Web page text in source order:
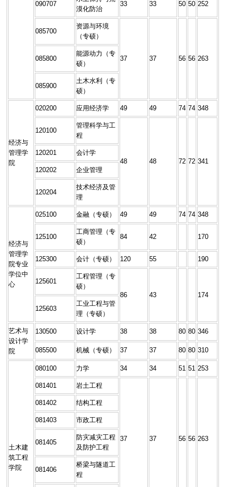
090707
漠化防治
33 33 50 50 252
085700
资源与环境
（专硕）
37 37 56 56 263
085800
能源动力（专
硕）
085900
土木水利（专
硕）
经济与
管理学
院
020200 应用经济学 49 49 74 74 348
120100
管理科学与工
程
48 48 72 72 341
120201 会计学
120202 企业管理
120204
技术经济及管
理
经济与
管理学
院专业
学位中
心
025100 金融（专硕） 49 49 74 74 348
125100
工商管理（专
硕）
84 42 170
125300 会计（专硕） 120 55 190
125601
工程管理（专
硕）
86
43
174
125603
工业工程与管
理（专硕）
艺术与
设计学
院
130500 设计学 38 38 80 80 346
085500 机械（专硕） 37 37 80 80 310
土木建
筑工程
学院
080100 力学 34 34 51 51 253
081401 岩土工程
37 37 56 56 263
081402 结构工程
081403 市政工程
081405
防灾减灾工程
及防护工程
081406
桥梁与隧道工
程